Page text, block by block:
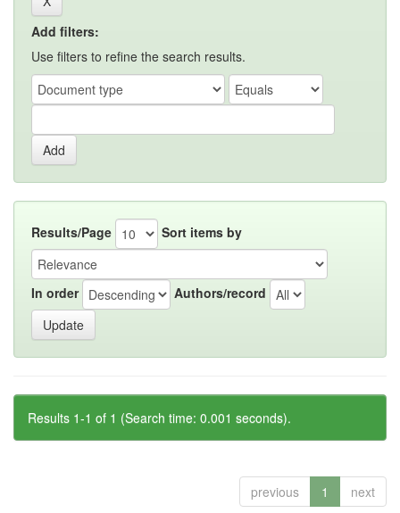
Add filters:
Use filters to refine the search results.
Results/Page Sort items by
In order Authors/record
Results 1-1 of 1 (Search time: 0.001 seconds).
previous 1 next